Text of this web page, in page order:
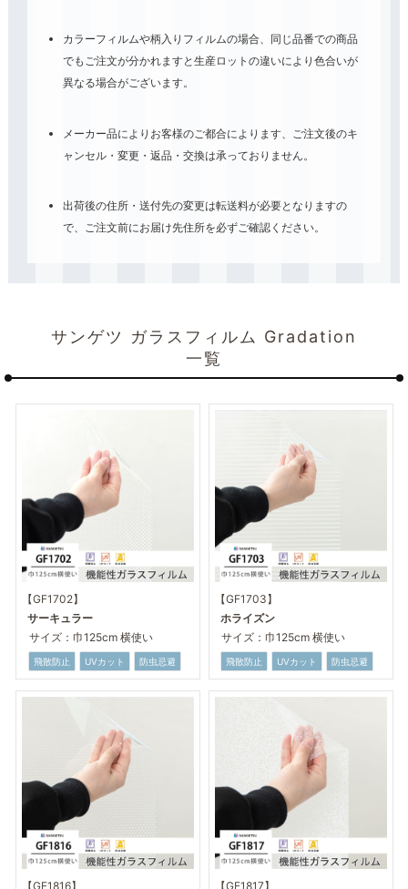
カラーフィルムや柄入りフィルムの場合、同じ品番での商品
でもご注文が分かれますと生産ロットの違いにより色合いが
異なる場合がございます。
メーカー品によりお客様のご都合によります、ご注文後のキ
ャンセル・変更・返品・交換は承っておりません。
出荷後の住所・送付先の変更は転送料が必要となりますの
で、ご注文前にお届け先住所を必ずご確認ください。
サンゲツ ガラスフィルム Gradation
一覧
【GF1702】
サーキュラー
サイズ：巾125cm 横使い
飛散防止 UVカット 防虫忌避
【GF1703】
ホライズン
サイズ：巾125cm 横使い
飛散防止 UVカット 防虫忌避
【GF1816】 【GF1817】